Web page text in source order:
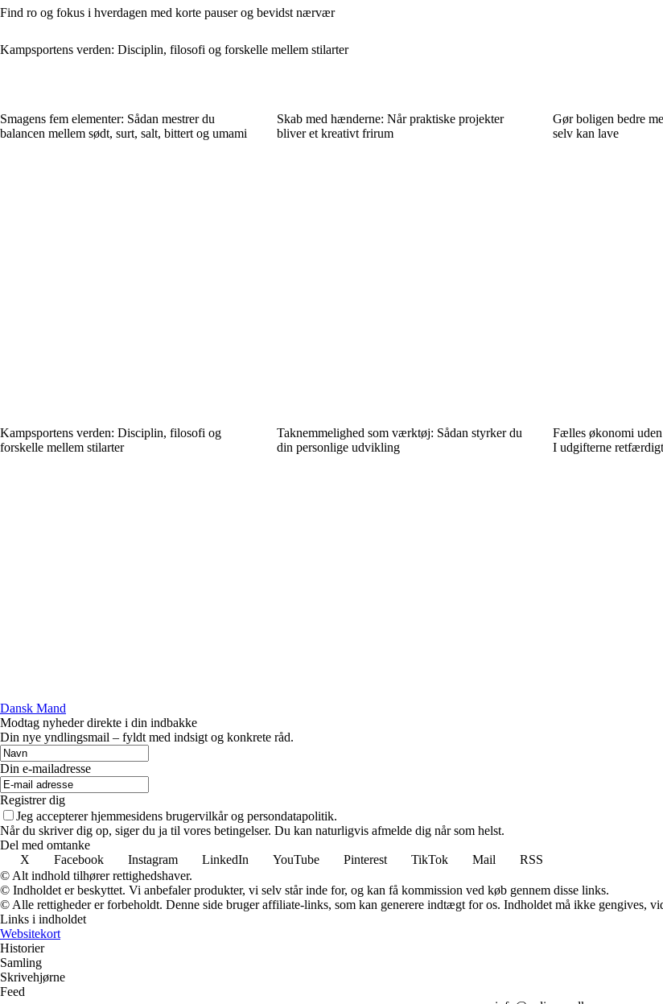
Find ro og fokus i hverdagen med korte pauser og bevidst nærvær
Kampsportens verden: Disciplin, filosofi og forskelle mellem stilarter
Smagens fem elementer: Sådan mestrer du
balancen mellem sødt, surt, salt, bittert og umami
Skab med hænderne: Når praktiske projekter
bliver et kreativt frirum
Gør boligen bedre
selv kan lave
Kampsportens verden: Disciplin, filosofi og
forskelle mellem stilarter
Taknemmelighed som værktøj: Sådan styrker du
din personlige udvikling
Fælles økonomi
I udgifterne retfærdigt
Dansk Mand
Modtag nyheder direkte i din indbakke
Din nye yndlingsmail – fyldt med indsigt og konkrete råd.
Din e-mailadresse
Registrer dig
Jeg accepterer hjemmesidens brugervilkår og persondatapolitik.
Når du skriver dig op, siger du ja til vores betingelser. Du kan naturligvis afmelde dig når som helst.
Del med omtanke
X
Facebook Instagram LinkedIn YouTube Pinterest TikTok Mail
RSS
© Alt indhold tilhører rettighedshaver.
© Indholdet er beskyttet. Vi anbefaler produkter, vi selv står inde for, og kan få kommission ved køb gennem disse links.
© Alle rettigheder er forbeholdt. Denne side bruger affiliate-links, som kan generere indtægt for os. Indholdet må ikke gengives,
Links i indholdet
Websitekort
Historier
Samling
Skrivehjørne
Feed